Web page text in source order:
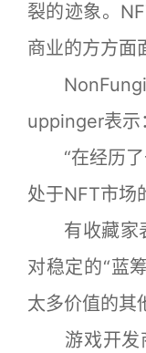
裂的迹象。
商业的方方面
uppinger表示
“在经历了
处于NFT市场
有收藏家表
对稳定的“蓝
太多价值的其
游戏开发